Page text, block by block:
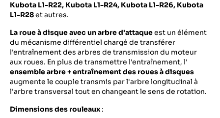
Kubota L1-R22, Kubota L1-R24, Kubota L1-R26, Kubota
L1-R28et autres.
La roue à disque avec un arbre d'attaqueest un élément
du mécanisme différentiel chargé de transférer
l'entraînement des arbres de transmission du moteur
aux roues. En plus de transmettre l'entraînement, l'
ensemblearbre + entraînement des roues à disques
augmente le couple transmis par l'arbre longitudinal à
l'arbre transversal tout en changeant le sens de rotation.
Dimensions des rouleaux :